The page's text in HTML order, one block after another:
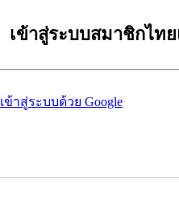
เข้าสู่ระบบสมาชิกไท
เข้าสู่ระบบด้วย Google